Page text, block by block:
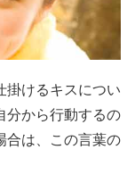
掛けるキスについ
分から行動するの
合は、この言葉の